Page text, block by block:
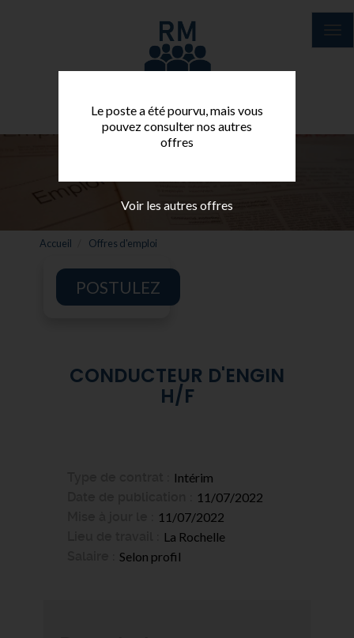
Accueil Offres d'emploi
Le poste a été pourvu, mais vous
pouvez consulter nos autres
offres
Voir les autres offres
POSTULEZ
CONDUCTEUR D'ENGIN
H/F
Intérim
11/07/2022
11/07/2022
La Rochelle
Selon profil